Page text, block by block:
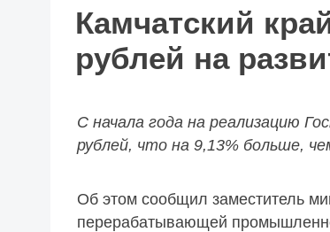
Камчатский
рублей на
С начала года на реализацию
рублей, что на 9,13% больше,
Об этом сообщил заместитель
перерабатывающей